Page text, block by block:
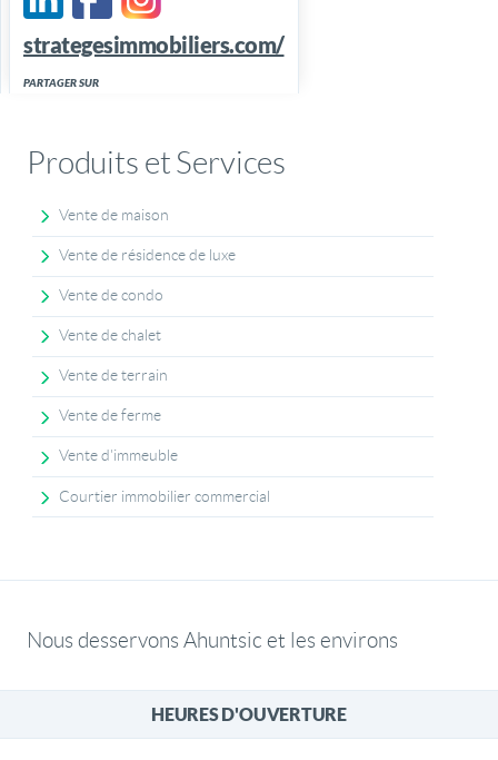
strategesimmobiliers.com/
PARTAGER SUR
Produits et Services
Vente de maison
Vente de résidence de luxe
Vente de condo
Vente de chalet
Vente de terrain
Vente de ferme
Vente d'immeuble
Courtier immobilier commercial
Nous desservons Ahuntsic et les environs
HEURES D'OUVERTURE